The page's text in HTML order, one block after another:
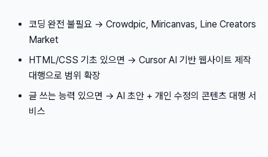
코딩 완전 불필요 → Crowdpic, Miricanvas, Line Creators
Market
HTML/CSS 기초 있으면 → Cursor AI 기반 웹사이트 제작
대행으로 범위 확장
글 쓰는 능력 있으면 → AI 초안 + 개인 수정의 콘텐츠 대행 서
비스